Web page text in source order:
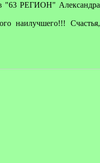
"63 РЕГИОН" Александра
наилучшего!!! Счастья,